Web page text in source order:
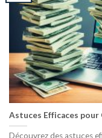
Astuces Efficaces pour
Découvrez des astuces